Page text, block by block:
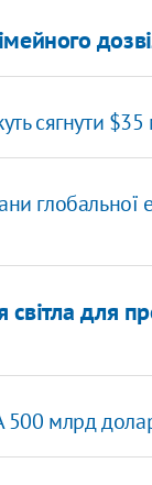
сягнути $35
глобальної
для
500 млрд